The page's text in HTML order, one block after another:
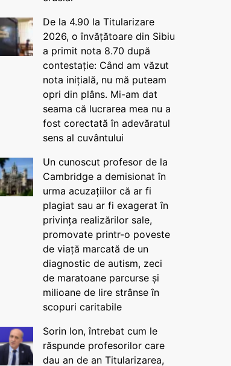
De la 4.90 la Titularizare
2026, o învățătoare din Sibiu
a primit nota 8.70 după
contestație: Când am văzut
nota inițială, nu mă puteam
opri din plâns. Mi-am dat
seama că lucrarea mea nu a
fost corectată în adevăratul
sens al cuvântului
Un cunoscut profesor de la
Cambridge a demisionat în
urma acuzațiilor că ar fi
plagiat sau ar fi exagerat în
privința realizărilor sale,
promovate printr-o poveste
de viață marcată de un
diagnostic de autism, zeci
de maratoane parcurse și
milioane de lire strânse în
scopuri caritabile
Sorin Ion, întrebat cum le
răspunde profesorilor care
dau an de an Titularizarea,